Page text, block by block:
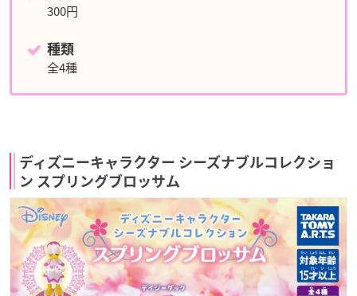
300円
種類
全4種
ディズニーキャラクター シーズナブルコレクショ
ン スプリングブロッサム